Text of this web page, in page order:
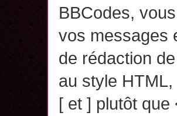
BBCodes,
vos messages
de rédaction
au style
[ et ] plutôt que